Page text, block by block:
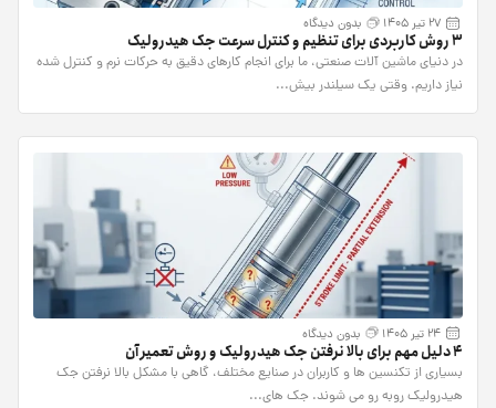
27 تیر 1405 بدون دیدگاه
۳ روش کاربردی برای تنظیم و کنترل سرعت جک هیدرولیک
در دنیای ماشین آلات صنعتی، ما برای انجام کارهای دقیق به حرکات نرم و کنترل شده
نیاز داریم. وقتی یک سیلندر بیش...
24 تیر 1405 بدون دیدگاه
4 دلیل مهم برای بالا نرفتن جک هیدرولیک و روش تعمیر آن
بسیاری از تکنسین ها و کاربران در صنایع مختلف، گاهی با مشکل بالا نرفتن جک
هیدرولیک روبه رو می شوند. جک های...